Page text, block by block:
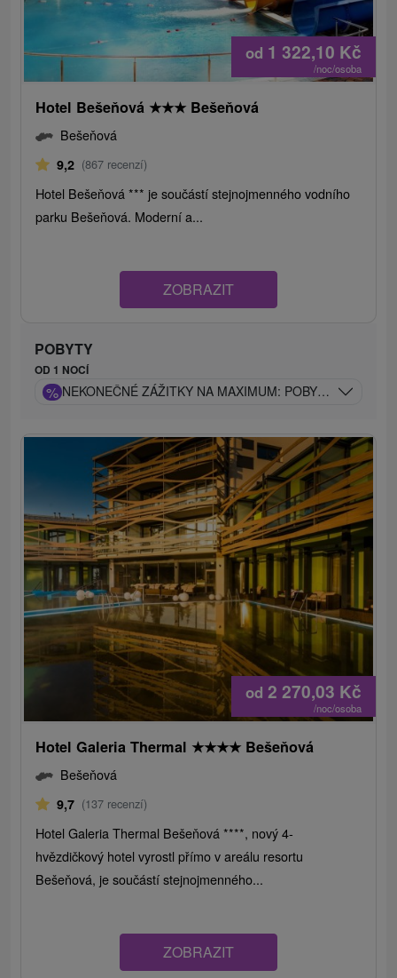
od 1 322,10 Kč
/noc/osoba
Hotel Bešeňová ★★★ Bešeňová
Bešeňová
9,2 (867 recenzí)
Hotel Bešeňová *** je součástí stejnojmenného vodního
parku Bešeňová. Moderní a...
ZOBRAZIT
POBYTY
OD 1 NOCÍ
% NEKONEČNÉ ZÁŽITKY NA MAXIMUM: POBYT V
od 2 270,03 Kč
/noc/osoba
Hotel Galeria Thermal ★★★★ Bešeňová
Bešeňová
9,7 (137 recenzí)
Hotel Galeria Thermal Bešeňová ****, nový 4-
hvězdičkový hotel vyrostl přímo v areálu resortu
Bešeňová, je součástí stejnojmenného...
ZOBRAZIT